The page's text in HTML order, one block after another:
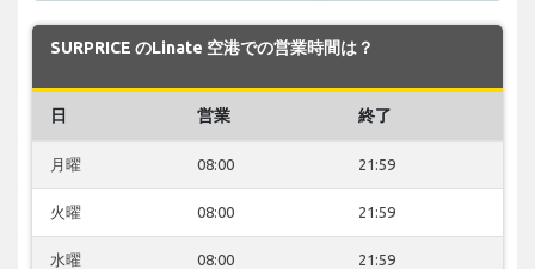
SURPRICE のLinate 空港での営業時間は？
日 営業 終了
月曜 08:00 21:59
火曜 08:00 21:59
水曜 08:00 21:59